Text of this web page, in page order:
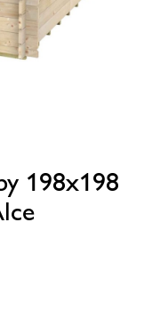
198x198